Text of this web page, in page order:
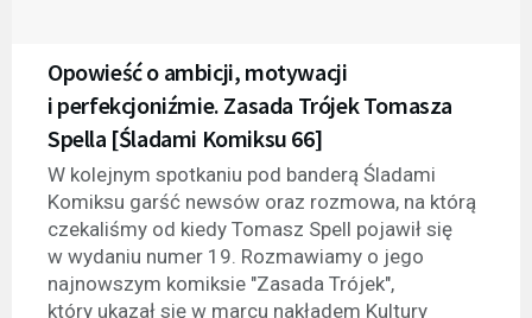
Opowieść o ambicji, motywacji
i perfekcjoniźmie. Zasada Trójek Tomasza
Spella [Śladami Komiksu 66]
W kolejnym spotkaniu pod banderą Śladami
Komiksu garść newsów oraz rozmowa, na którą
czekaliśmy od kiedy Tomasz Spell pojawił się
w wydaniu numer 19. Rozmawiamy o jego
najnowszym komiksie "Zasada Trójek",
który ukazał się w marcu nakładem Kultury